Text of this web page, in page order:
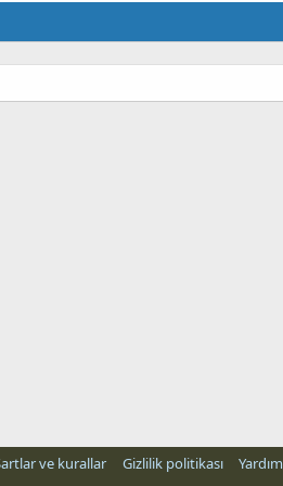
ve kurallar Gizlilik politikası Yardım